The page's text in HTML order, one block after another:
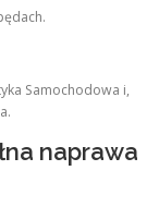
Samochodowa i,
naprawa